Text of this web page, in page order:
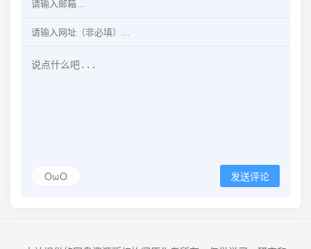
OωO 发送评论